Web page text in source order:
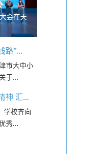
会在天
路”...
市大中小
于...
神 汇...
学校齐向
秀...